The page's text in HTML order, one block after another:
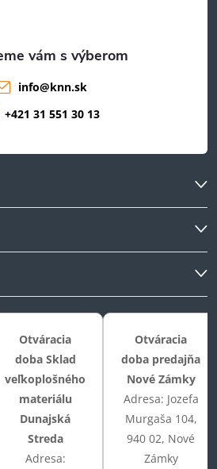
info@knn.sk
+421 31 551 30 13
Otváracia
doba Sklad
veľkoplošného
materiálu
Dunajská
Streda
Adresa:
Otváracia
doba predajňa
Nové Zámky
Adresa: Jozefa
Murgaša 104,
940 02, Nové
Zámky